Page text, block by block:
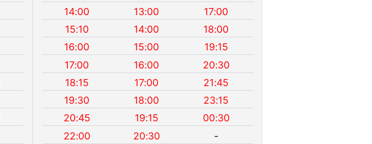
14:00
13:00
17:00
15:10
14:00
18:00
16:00
15:00
19:15
17:00
16:00
20:30
18:15
17:00
21:45
19:30
18:00
23:15
20:45
19:15
00:30
22:00
20:30
-